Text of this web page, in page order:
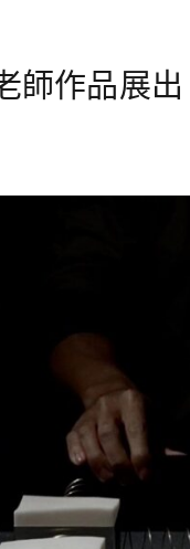
師作品展出